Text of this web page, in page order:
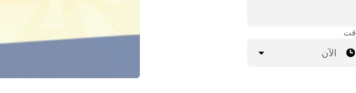
الآن